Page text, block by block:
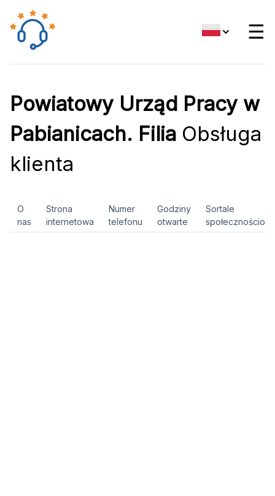
☰
Powiatowy Urząd Pracy w
Pabianicach. Filia Obsługa
klienta
O
nas
Strona
internetowa
Numer
telefonu
Godziny
otwarte
Sortale